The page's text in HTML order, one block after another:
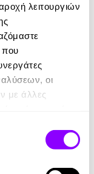
λειτουργιών
που
οι
με άλλες